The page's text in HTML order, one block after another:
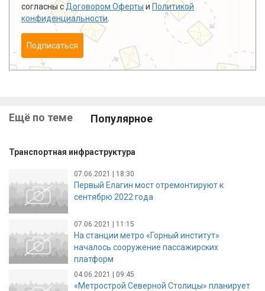
согласны сДоговором Оферты и Политикой
конфиденциальности
Подписаться
Ещё по теме Популярное
Транспортная инфраструктура
07.06.2021 | 18:30
Первый Елагин мост отремонтируют к
сентябрю 2022 года
07.06.2021 | 11:15
На станции метро «Горный институт»
началось сооружение пассажирских
платформ
04.06.2021 | 09:45
«Метрострой Северной Столицы» планирует